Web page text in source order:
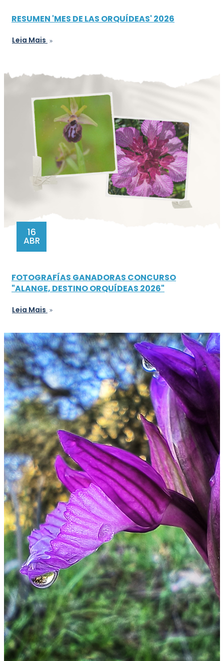
RESUMEN 'MES DE LAS ORQUÍDEAS' 2026
Leia Mais
16
ABR
FOTOGRAFÍAS GANADORAS CONCURSO
"ALANGE, DESTINO ORQUÍDEAS 2026"
Leia Mais